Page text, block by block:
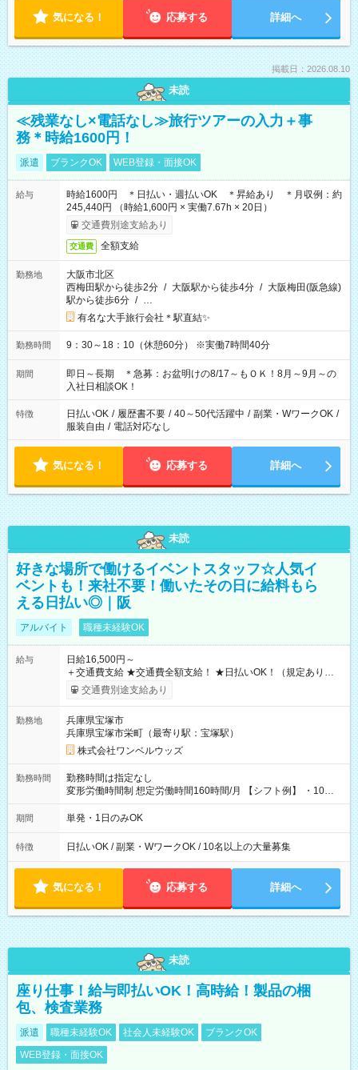
気になる！ 応募する 詳細へ
掲載日：2026.08.10
未読
≪残業なし×電話なし≫旅行ツアーの入力＋事
務＊時給1600円！
派遣 ブランクOK WEB登録・面接OK
給与
時給1600円 ＊日払い・週払いOK ＊昇給あり ＊月収例：約
245,440円 （時給1,600円 × 実働7.67h × 20日）
交通費別途支給あり
交通費 全額支給
勤務地
大阪市北区
西梅田駅から徒歩2分 / 大阪駅から徒歩4分 / 大阪梅田(阪急線)
駅から徒歩6分 / …
有名な大手旅行会社＊駅直結✨
勤務時間 9：30～18：10（休憩60分） ※実働7時間40分
期間
即日～長期 ＊急募：お盆明けの8/17～もＯＫ！8月～9月～の
入社日相談OK！
特徴 日払いOK / 履歴書不要 / 40～50代活躍中 / 副業・WワークOK /
服装自由 / 電話対応なし
気になる！ 応募する 詳細へ
未読
好きな場所で働けるイベントスタッフ☆人気イ
ベントも！来社不要！働いたその日に給料もら
える日払い◎｜阪
アルバイト 職種未経験OK
給与
日給16,500円～
＋交通費支給 ★交通費全額支給！ ★日払いOK！（規定あり） ┗
働いたその日に現金GET♪ お仕事後はコンビニATMから 日払
交通費別途支給あり
勤務地
兵庫県宝塚市
兵庫県宝塚市栄町（最寄り駅：宝塚駅）
株式会社ワンベルウッズ
勤務時間
勤務時間は指定なし
変形労働時間制 想定労働時間160時間/月 【シフト例】 ・10：
00～20：00
期間 単発・1日のみOK
特徴 日払いOK / 副業・WワークOK / 10名以上の大量募集
気になる！ 応募する 詳細へ
未読
座り仕事！給与即払いOK！高時給！製品の梱
包、検査業務
派遣 職種未経験OK 社会人未経験OK
ブランクOK
WEB登録・面接OK